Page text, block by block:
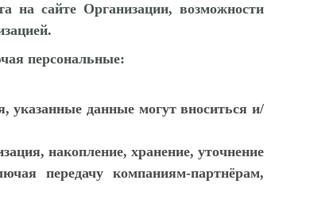
на сайте Организации, возможности
персональные:
указанные данные могут вноситься и/
накопление, хранение, уточнение
передачу компаниям-партнёрам,